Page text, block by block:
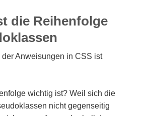
die Reihenfolge
Anweisungen in CSS ist
wichtig ist? Weil sich die
nicht gegenseitig